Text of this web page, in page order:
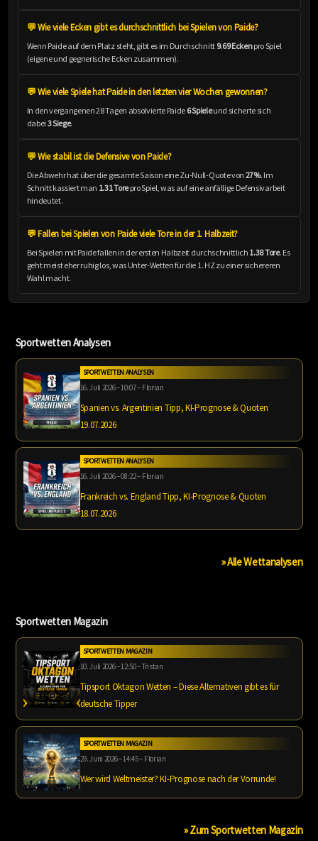
💬 Wie viele Ecken gibt es durchschnittlich bei Spielen von Paide?
Wenn Paide auf dem Platz steht, gibt es im Durchschnitt 9.69 Eckenpro Spiel
(eigene und gegnerische Ecken zusammen).
💬 Wie viele Spiele hat Paide in den letzten vier Wochen gewonnen?
In den vergangenen 28 Tagen absolvierte Paide 6 Spieleund sicherte sich
dabei 3 Siege.
💬 Wie stabil ist die Defensive von Paide?
Die Abwehr hat über die gesamte Saison eine Zu-Null-Quote von 27%. Im
Schnitt kassiert man 1.31 Torepro Spiel, was auf eine anfällige Defensivarbeit
hindeutet.
💬 Fallen bei Spielen von Paide viele Tore in der 1. Halbzeit?
Bei Spielen mit Paide fallen in der ersten Halbzeit durchschnittlich 1.38 Tore. Es
geht meist eher ruhig los, was Unter-Wetten für die 1. HZ zu einer sichereren
Wahl macht.
Sportwetten Analysen
SPORTWETTEN ANALYSEN
16. Juli 2026 – 10:07 – Florian
Spanien vs. Argentinien Tipp, KI-Prognose & Quoten
19.07.2026
SPORTWETTEN ANALYSEN
16. Juli 2026 – 08:22 – Florian
Frankreich vs. England Tipp, KI-Prognose & Quoten
18.07.2026
» Alle Wettanalysen
Sportwetten Magazin
SPORTWETTEN MAGAZIN
10. Juli 2026 – 12:50 – Tristan
Tipsport Oktagon Wetten – Diese Alternativen gibt es für
deutsche Tipper
SPORTWETTEN MAGAZIN
29. Juni 2026 – 14:45 – Florian
Wer wird Weltmeister? KI-Prognose nach der Vorrunde!
» Zum Sportwetten Magazin